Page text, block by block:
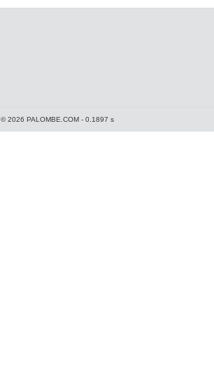
© 2026 PALOMBE.COM - 0.1897 s